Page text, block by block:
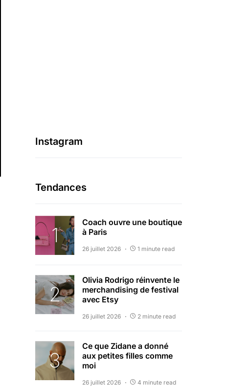
Instagram
Tendances
Coach ouvre une boutique
à Paris
26 juillet 2026 1 minute read
Olivia Rodrigo réinvente le
merchandising de festival
avec Etsy
26 juillet 2026 2 minute read
Ce que Zidane a donné
aux petites filles comme
moi
26 juillet 2026 4 minute read